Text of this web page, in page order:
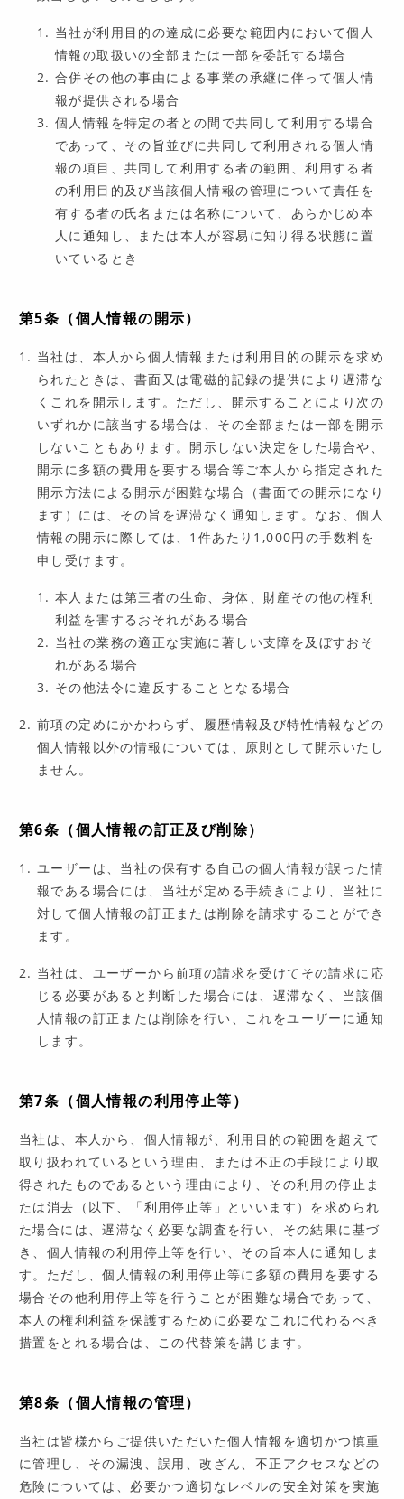
当社が利用目的の達成に必要な範囲内において個人
情報の取扱いの全部または一部を委託する場合
合併その他の事由による事業の承継に伴って個人情
報が提供される場合
個人情報を特定の者との間で共同して利用する場合
であって、その旨並びに共同して利用される個人情
報の項目、共同して利用する者の範囲、利用する者
の利用目的及び当該個人情報の管理について責任を
有する者の氏名または名称について、あらかじめ本
人に通知し、または本人が容易に知り得る状態に置
いているとき
第5条（個人情報の開示）
当社は、本人から個人情報または利用目的の開示を求め
られたときは、書面又は電磁的記録の提供により遅滞な
くこれを開示します。ただし、開示することにより次の
いずれかに該当する場合は、その全部または一部を開示
しないこともあります。開示しない決定をした場合や、
開示に多額の費用を要する場合等ご本人から指定された
開示方法による開示が困難な場合（書面での開示になり
ます）には、その旨を遅滞なく通知します。なお、個人
情報の開示に際しては、1件あたり1,000円の手数料を
申し受けます。
本人または第三者の生命、身体、財産その他の権利
利益を害するおそれがある場合
当社の業務の適正な実施に著しい支障を及ぼすおそ
れがある場合
その他法令に違反することとなる場合
前項の定めにかかわらず、履歴情報及び特性情報などの
個人情報以外の情報については、原則として開示いたし
ません。
第6条（個人情報の訂正及び削除）
ユーザーは、当社の保有する自己の個人情報が誤った情
報である場合には、当社が定める手続きにより、当社に
対して個人情報の訂正または削除を請求することができ
ます。
当社は、ユーザーから前項の請求を受けてその請求に応
じる必要があると判断した場合には、遅滞なく、当該個
人情報の訂正または削除を行い、これをユーザーに通知
します。
第7条（個人情報の利用停止等）
当社は、本人から、個人情報が、利用目的の範囲を超えて
取り扱われているという理由、または不正の手段により取
得されたものであるという理由により、その利用の停止ま
たは消去（以下、「利用停止等」といいます）を求められ
た場合には、遅滞なく必要な調査を行い、その結果に基づ
き、個人情報の利用停止等を行い、その旨本人に通知しま
す。ただし、個人情報の利用停止等に多額の費用を要する
場合その他利用停止等を行うことが困難な場合であって、
本人の権利利益を保護するために必要なこれに代わるべき
措置をとれる場合は、この代替策を講じます。
第8条（個人情報の管理）
当社は皆様からご提供いただいた個人情報を適切かつ慎重
に管理し、その漏洩、誤用、改ざん、不正アクセスなどの
危険については、必要かつ適切なレベルの安全対策を実施